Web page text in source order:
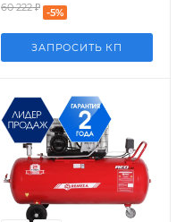
60 222₽ -5%
ЗАПРОСИТЬ КП